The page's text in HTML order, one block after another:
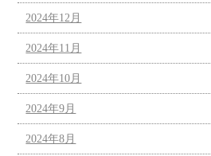
2024年12月
2024年11月
2024年10月
2024年9月
2024年8月